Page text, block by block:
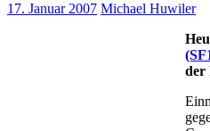
17. Januar 2007 Michael Huwiler
der